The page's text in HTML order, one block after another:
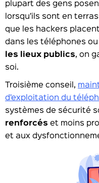
plupart des gens
lorsqu’ils sont en
que les hackers
dans les téléphones
les lieux publics, on
soi.
Troisième conseil,
d’exploitation du
systèmes de sécurité
renforcés et moins
et aux